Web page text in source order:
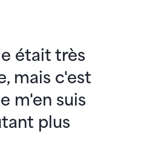
était très
mais c'est
m'en suis
plus